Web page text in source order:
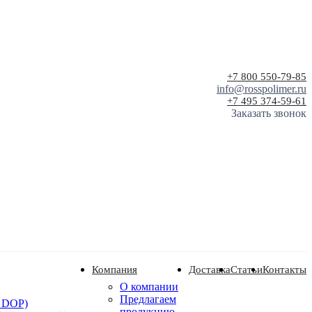
+7 800 550-79-85
info@rosspolimer.ru
+7 495 374-59-61
Заказать звонок
Компания
О компании
Предлагаем
ДоставкаСтатьиКонтакты